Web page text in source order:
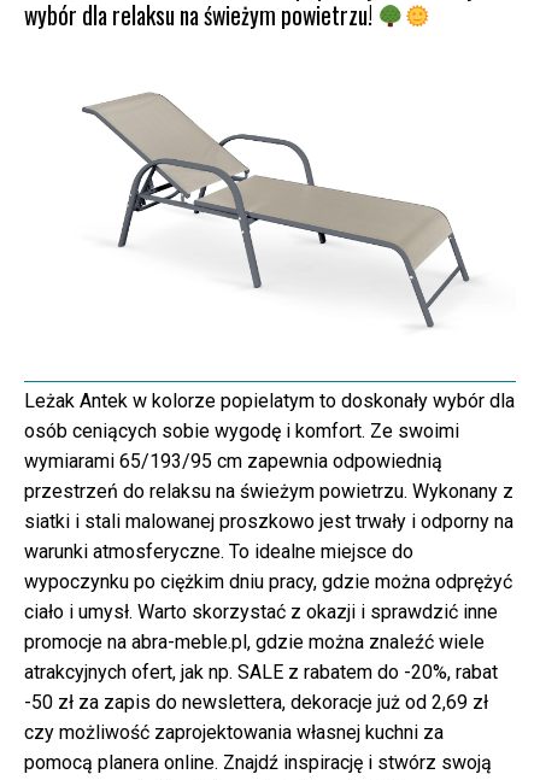
wybór dla relaksu na świeżym powietrzu!
Leżak Antek w kolorze popielatym to doskonały wybór dla
osób ceniących sobie wygodę i komfort. Ze swoimi
wymiarami 65/193/95 cm zapewnia odpowiednią
przestrzeń do relaksu na świeżym powietrzu. Wykonany z
siatki i stali malowanej proszkowo jest trwały i odporny na
warunki atmosferyczne. To idealne miejsce do
wypoczynku po ciężkim dniu pracy, gdzie można odprężyć
ciało i umysł. Warto skorzystać z okazji i sprawdzić inne
promocje na abra-meble.pl, gdzie można znaleźć wiele
atrakcyjnych ofert, jak np. SALE z rabatem do -20%, rabat
-50 zł za zapis do newslettera, dekoracje już od 2,69 zł
czy możliwość zaprojektowania własnej kuchni za
pomocą planera online. Znajdź inspirację i stwórz swoją